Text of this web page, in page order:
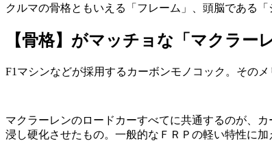
クルマの骨格ともいえる「フレーム」、頭脳である
【骨格】がマッチョな「マクラー
F1マシンなどが採用するカーボンモノコック。その
マクラーレンのロードカーすべてに共通するのが、
浸し硬化させたもの。一般的なＦＲＰの軽い特性に